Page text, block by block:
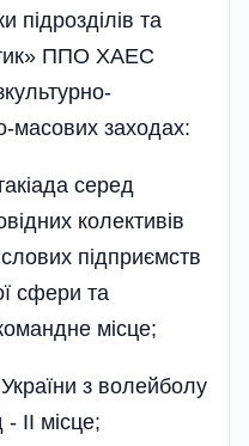
підрозділів та
ППО ХАЕС
масових заходах:
серед
колективів
підприємств
сфери та
місце;
з волейболу
II місце;